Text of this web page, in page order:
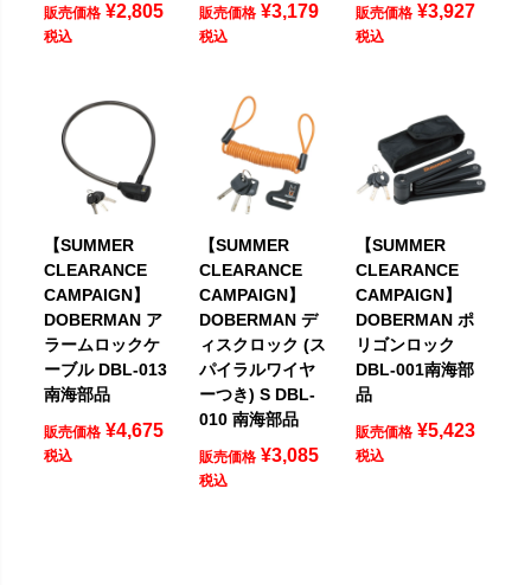
販売価格 ¥2,805
税込
販売価格 ¥3,179
税込
販売価格 ¥3,927
税込
【SUMMER
CLEARANCE
CAMPAIGN】
DOBERMAN ア
ラームロックケ
ーブル DBL-013
南海部品
販売価格 ¥4,675
税込
【SUMMER
CLEARANCE
CAMPAIGN】
DOBERMAN デ
ィスクロック (ス
パイラルワイヤ
ーつき) S DBL-
010 南海部品
販売価格 ¥3,085
税込
【SUMMER
CLEARANCE
CAMPAIGN】
DOBERMAN ポ
リゴンロック
DBL-001南海部
品
販売価格 ¥5,423
税込